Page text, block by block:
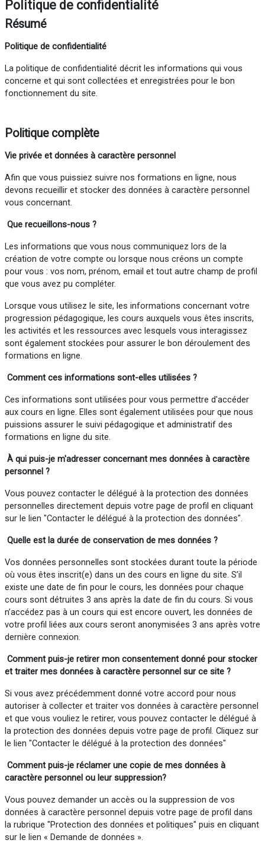
Politique de confidentialité
Résumé
Politique de confidentialité
La politique de confidentialité décrit les informations qui vous
concerne et qui sont collectées et enregistrées pour le bon
fonctionnement du site.
Politique complète
Vie privée et données à caractère personnel
Afin que vous puissiez suivre nos formations en ligne, nous
devons recueillir et stocker des données à caractère personnel
vous concernant.
Que recueillons-nous ?
Les informations que vous nous communiquez lors de la
création de votre compte ou lorsque nous créons un compte
pour vous : vos nom, prénom, email et tout autre champ de profil
que vous avez pu compléter.
Lorsque vous utilisez le site, les informations concernant votre
progression pédagogique, les cours auxquels vous êtes inscrits,
les activités et les ressources avec lesquels vous interagissez
sont également stockées pour assurer le bon déroulement des
formations en ligne.
Comment ces informations sont-elles utilisées ?
Ces informations sont utilisées pour vous permettre d'accéder
aux cours en ligne. Elles sont également utilisées pour que nous
puissions assurer le suivi pédagogique et administratif des
formations en ligne du site.
À qui puis-je m'adresser concernant mes données à caractère
personnel ?
Vous pouvez contacter le délégué à la protection des données
personnelles directement depuis votre page de profil en cliquant
sur le lien "Contacter le délégué à la protection des données".
Quelle est la durée de conservation de mes données ?
Vos données personnelles sont stockées durant toute la période
où vous êtes inscrit(e) dans un des cours en ligne du site. S’il
existe une date de fin pour le cours, les données pour chaque
cours sont détruites 3 ans après la date de fin du cours. Si vous
n’accédez pas à un cours qui est encore ouvert, les données de
votre profil liées aux cours seront anonymisées 3 ans après votre
dernière connexion.
Comment puis-je retirer mon consentement donné pour stocker
et traiter mes données à caractère personnel sur ce site ?
Si vous avez précédemment donné votre accord pour nous
autoriser à collecter et traiter vos données à caractère personnel
et que vous vouliez le retirer, vous pouvez contacter le délégué à
la protection des données depuis votre page de profil. Cliquez sur
le lien "Contacter le délégué à la protection des données"
Comment puis-je réclamerune copie de mes données à
caractère personnel ou leursuppression?
Vous pouvez demander un accès ou la suppression de vos
données à caractère personnel depuis votre page de profil dans
la rubrique "Protection des données et politiques" puis en cliquant
sur le lien « Demande de données ».